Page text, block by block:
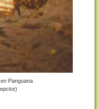
Panguana